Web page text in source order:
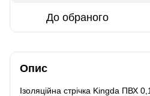
До обраного
Опис
Ізоляційна стрічка Kingda ПВХ